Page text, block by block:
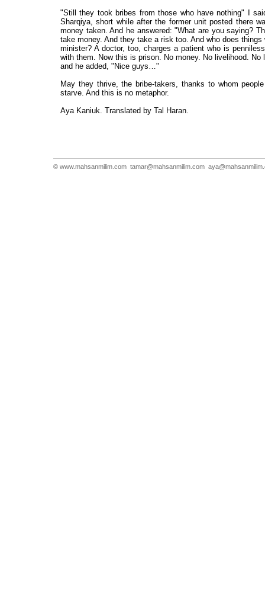
"Still they took bribes from those who have nothing" I
Sharqiya, short while after the former unit posted there
money taken. And he answered: "What are you saying?
take money. And they take a risk too. And who does
minister? A doctor, too, charges a patient who is
with them. Now this is prison. No money. No livelihood.
and he added, "Nice guys…"
May they thrive, the bribe-takers, thanks to whom
starve. And this is no metaphor.
Aya Kaniuk. Translated by Tal Haran.
© www.mahsanmilim.com tamar@mahsanmilim.com